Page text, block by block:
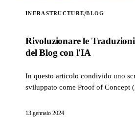
INFRASTRUCTURE/BLOG
Rivoluzionare le
del Blog con l'IA
In questo articolo condivido uno
sviluppato come Proof of Concept
utilizzando il modello di linguaggio
13 gennaio 2024